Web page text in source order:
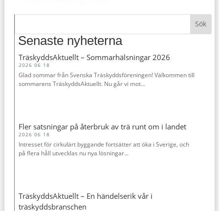
Senaste nyheterna
TräskyddsAktuellt – Sommarhälsningar 2026
2026 06 18
Glad sommar från Svenska Träskyddsföreningen! Välkommen till
sommarens TräskyddsAktuellt. Nu går vi mot...
Fler satsningar på återbruk av trä runt om i landet
2026 06 18
Intresset för cirkulärt byggande fortsätter att öka i Sverige, och
på flera håll utvecklas nu nya lösningar...
TräskyddsAktuellt – En händelserik vår i
träskyddsbranschen